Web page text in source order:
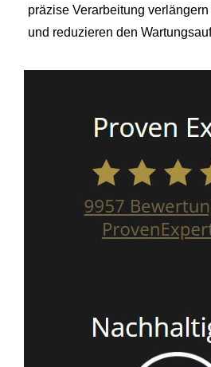
präzise Verarbeitung
und reduzieren den